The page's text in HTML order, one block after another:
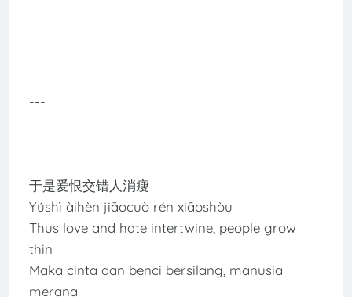
---
于是爱恨交错人消瘦
Yúshì àihèn jiāocuò rén xiāoshòu
Thus love and hate intertwine, people grow
thin
Maka cinta dan benci bersilang, manusia
merana